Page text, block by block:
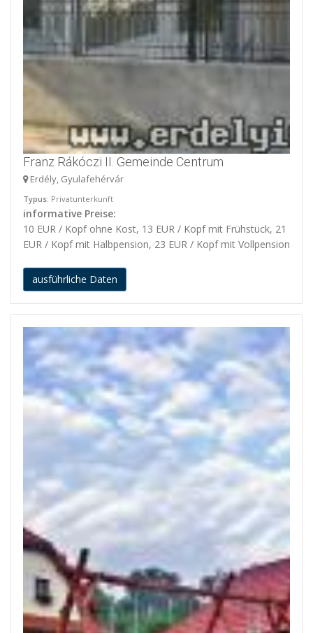
Franz Rákóczi II. Gemeinde Centrum
Erdély, Gyulafehérvár
Typus: Privatunterkunft
informative Preise:
10 EUR / Kopf ohne Kost, 13 EUR / Kopf mit Frühstück, 21
EUR / Kopf mit Halbpension, 23 EUR / Kopf mit Vollpension
ausführliche Daten